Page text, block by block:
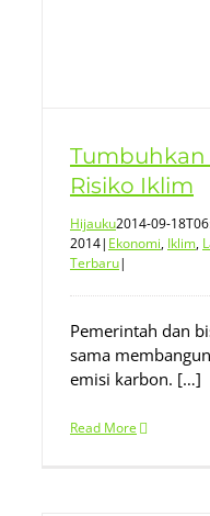
Tumbuhkan
Risiko Iklim
Hijauku2014-09-
2014| Ekonomi, Iklim,
Terbaru|
Pemerintah dan
sama
emisi karbon. […]
Read More